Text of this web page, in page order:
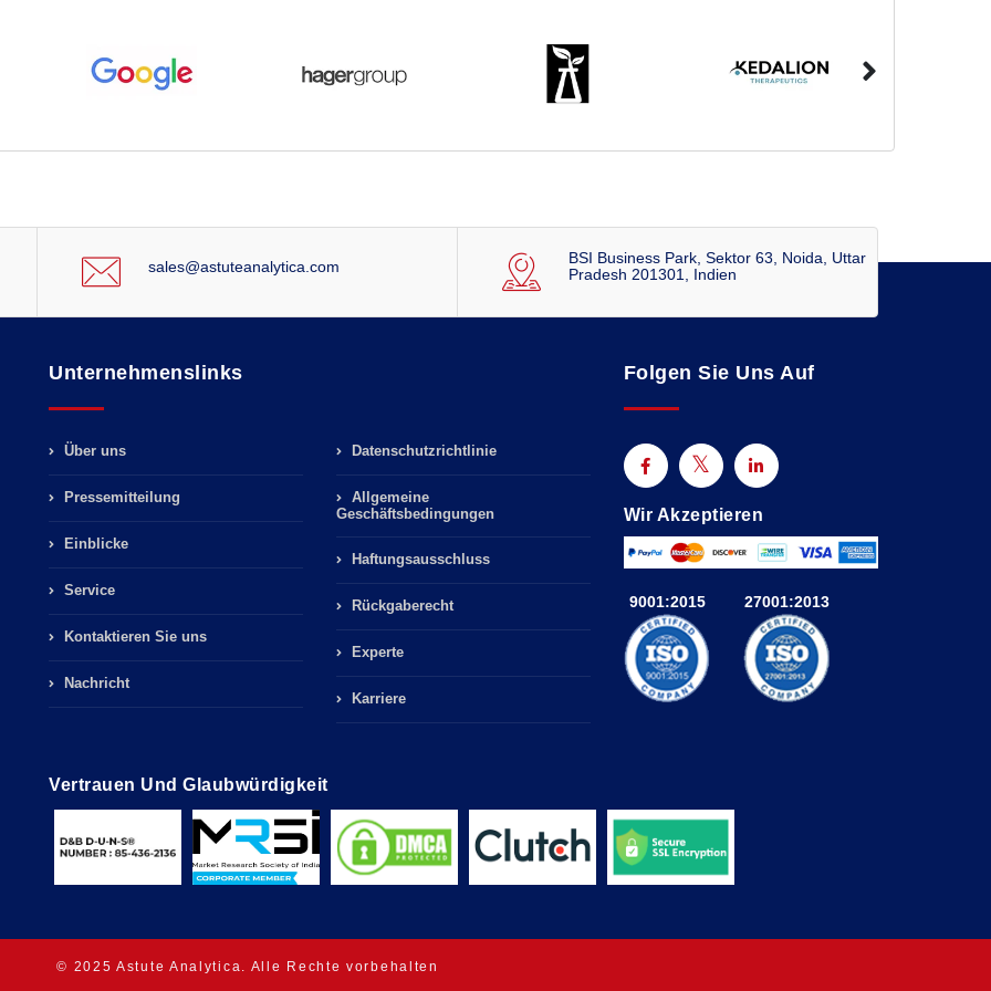
sales@astuteanalytica.com
BSI Business Park, Sektor 63, Noida, Uttar
Pradesh 201301, Indien
Unternehmenslinks
Über uns
Pressemitteilung
Einblicke
Service
Kontaktieren Sie uns
Nachricht
Datenschutzrichtlinie
Allgemeine
Geschäftsbedingungen
Haftungsausschluss
Rückgaberecht
Experte
Karriere
Folgen Sie Uns Auf
Wir Akzeptieren
9001:2015 27001:2013
Vertrauen Und Glaubwürdigkeit
© 2025 Astute Analytica. Alle Rechte vorbehalten